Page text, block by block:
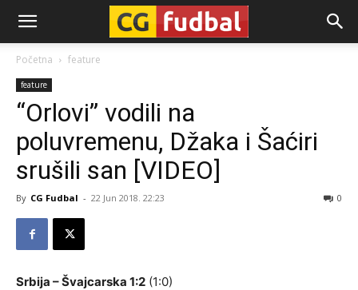
CG-
Fudbal
Početna feature
feature
“Orlovi” vodili na
poluvremenu, Džaka i Šaćiri
srušili san [VIDEO]
By CG Fudbal - 22 Jun 2018. 22:23 0
Srbija – Švajcarska 1:2 (1:0)